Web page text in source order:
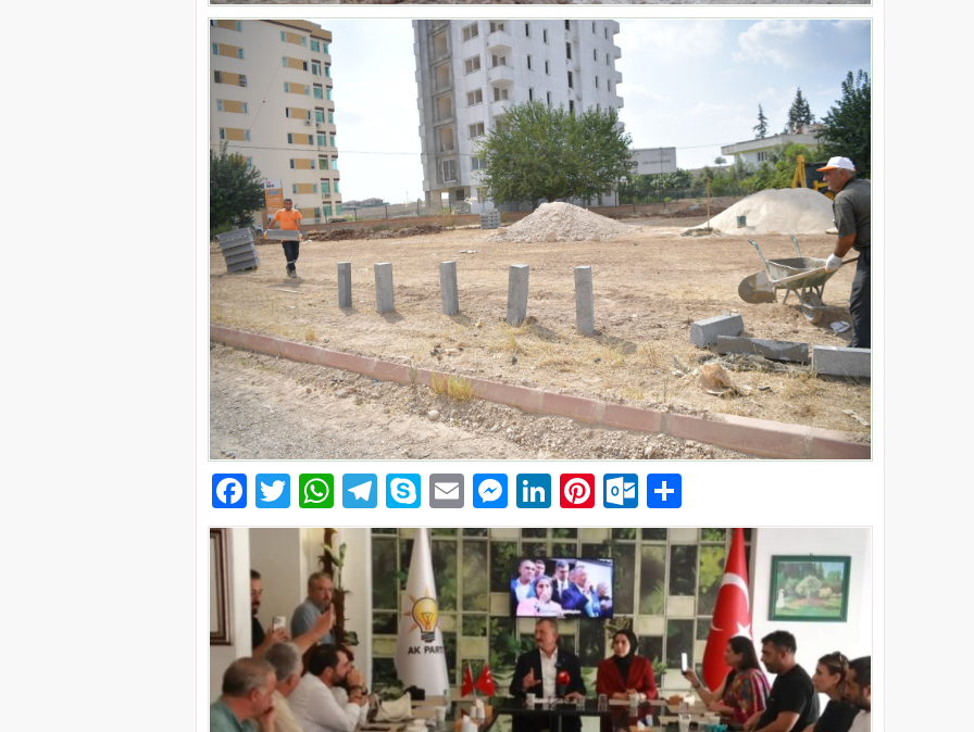
Facebook
Twitter
WhatsApp
Telegram
SkypeEmailMessenger
LinkedIn
Pinterest
Outlook.com